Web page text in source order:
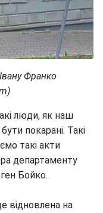
Франко
люди, як наш
покарані. Такі
такі акти
департаменту
Бойко.
відновлена на